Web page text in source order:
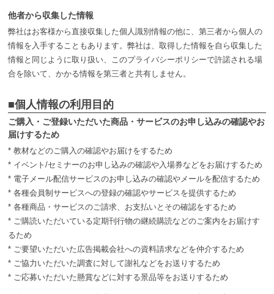
他者から収集した情報
弊社はお客様から直接収集した個人識別情報の他に、第三者から個人の
情報を入手することもあります。弊社は、取得した情報を自ら収集した
情報と同じように取り扱い、このプライバシーポリシーで許諾される場
合を除いて、かかる情報を第三者と共有しません。
■個人情報の利用目的
ご購入・ご登録いただいた商品・サービスのお申し込みの確認やお
届けするため
* 教材などのご購入の確認やお届けをするため
* イベント/セミナーのお申し込みの確認や入場券などをお届けするため
* 電子メール配信サービスのお申し込みの確認やメールを配信するため
* 各種会員制サービスへの登録の確認やサービスを提供するため
* 各種商品・サービスのご請求、お支払いとその確認をするため
* ご購読いただいている定期刊行物の継続購読などのご案内をお届けす
るため
* ご要望いただいた広告掲載会社への資料請求などを仲介するため
* ご協力いただいた調査に対して謝礼などをお送りするため
* ご応募いただいた懸賞などに対する景品等をお送りするため